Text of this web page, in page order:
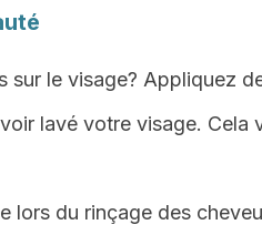
sur le visage? Appliquez
lavé votre visage. Cela
lors du rinçage des